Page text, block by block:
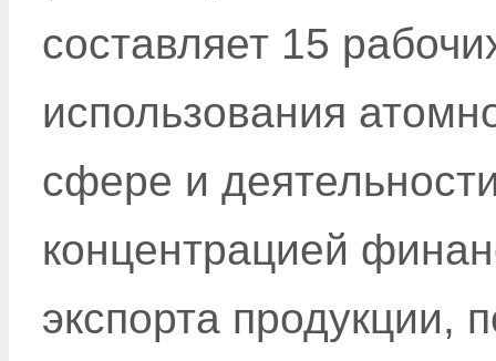
составляет 15
использования
сфере и
концентрацией
экспорта продукции,